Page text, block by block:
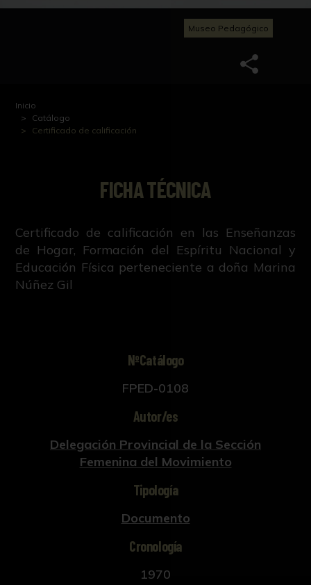
Museo Pedagógico
Inicio
Catálogo
Certificado de calificación
FICHA TÉCNICA
Certificado de calificación en las Enseñanzas
de Hogar, Formación del Espíritu Nacional y
Educación Física perteneciente a doña Marina
Núñez Gil
NºCatálogo
FPED-0108
Autor/es
Delegación Provincial de la Sección
Femenina del Movimiento
Tipología
Documento
Cronología
1970